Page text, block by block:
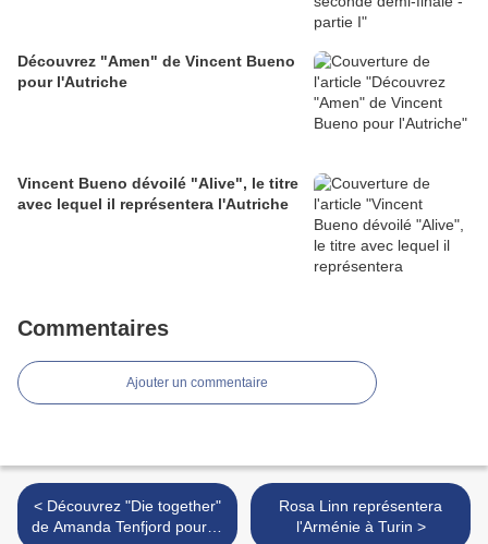
Découvrez "Amen" de Vincent Bueno
pour l'Autriche
Vincent Bueno dévoilé "Alive", le titre
avec lequel il représentera l'Autriche
Commentaires
Ajouter un commentaire
< Découvrez "Die together"
de Amanda Tenfjord pour la
Rosa Linn représentera
l'Arménie à Turin >